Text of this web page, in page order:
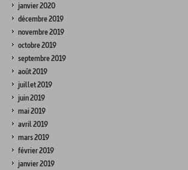
janvier 2020
décembre 2019
novembre 2019
octobre 2019
septembre 2019
août 2019
juillet 2019
juin 2019
mai 2019
avril 2019
mars 2019
février 2019
janvier 2019